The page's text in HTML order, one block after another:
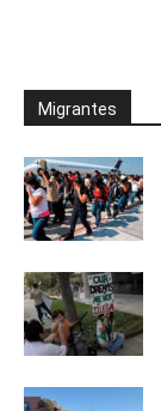
Migrantes